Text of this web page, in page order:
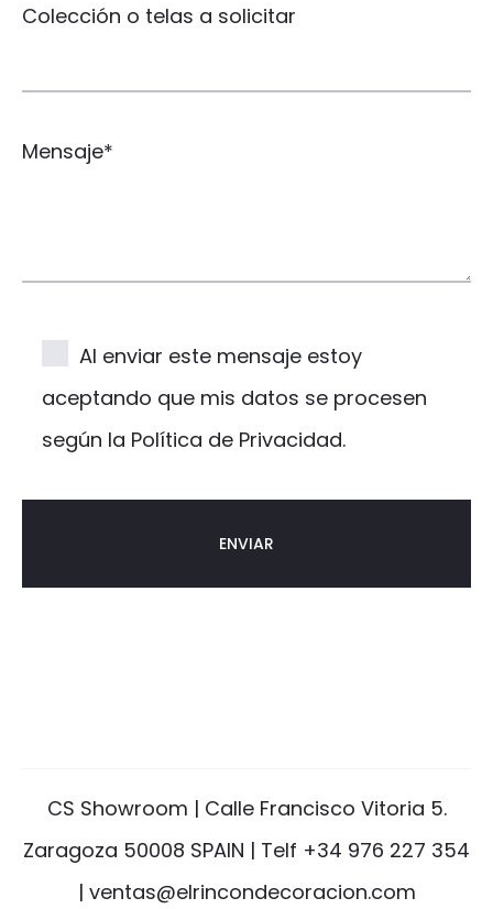
Colección o telas a solicitar
Mensaje*
Al enviar este mensaje estoy
aceptando que mis datos se procesen
según la Política de Privacidad.
CS Showroom | Calle Francisco Vitoria 5.
Zaragoza 50008 SPAIN | Telf +34 976 227 354
| ventas@elrincondecoracion.com